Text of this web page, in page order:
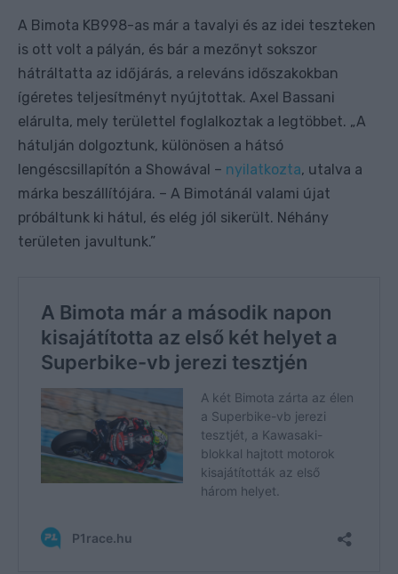
A Bimota KB998-as már a tavalyi és az idei teszteken
is ott volt a pályán, és bár a mezőnyt sokszor
hátráltatta az időjárás, a releváns időszakokban
ígéretes teljesítményt nyújtottak. Axel Bassani
elárulta, mely területtel foglalkoztak a legtöbbet. „A
hátulján dolgoztunk, különösen a hátsó
lengéscsillapítón a Showával – nyilatkozta, utalva a
márka beszállítójára. – A Bimotánál valami újat
próbáltunk ki hátul, és elég jól sikerült. Néhány
területen javultunk.”